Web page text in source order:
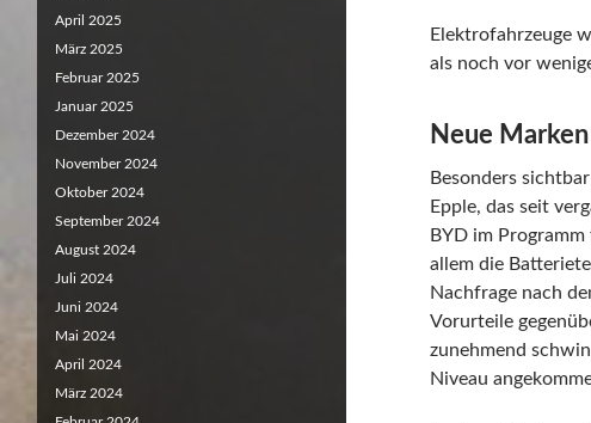
Elektrofahrzeuge
als noch vor
Neue
Besonders
Epple, das seit
BYD im
allem die
Nachfrage nach
Vorurteile
zunehmend
Niveau
April 2025
März 2025
Februar 2025
Januar 2025
Dezember 2024
November 2024
Oktober 2024
September 2024
August 2024
Juli 2024
Juni 2024
Mai 2024
April 2024
März 2024